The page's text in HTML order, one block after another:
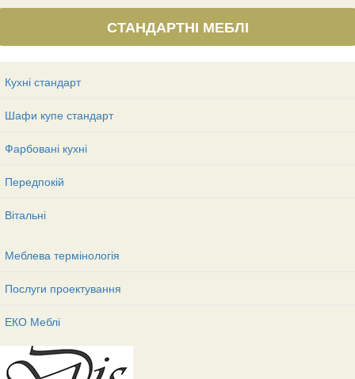
СТАНДАРТНІ МЕБЛІ
Кухні стандарт
Шафи купе стандарт
Фарбовані кухні
Передпокій
Вітальні
Меблева термінологія
Послуги проектування
ЕКО Меблі